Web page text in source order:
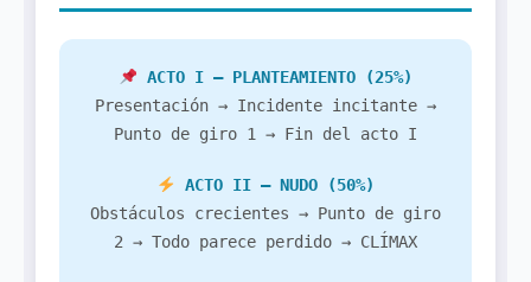
ACTO I – PLANTEAMIENTO (25%)
Presentación → Incidente incitante →
Punto de giro 1 → Fin del acto I
ACTO II – NUDO (50%)
Obstáculos crecientes → Punto de giro
2 → Todo parece perdido → CLÍMAX